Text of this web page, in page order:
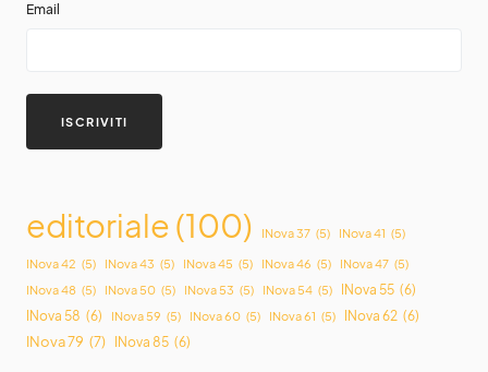
Email
editoriale(100) INova 37 (5) INova 41 (5)
INova 42 (5) INova 43 (5) INova 45 (5) INova 46 (5) INova 47 (5)
INova 48 (5) INova 50 (5) INova 53 (5) INova 54 (5) INova 55 (6)
INova 58 (6) INova 59 (5) INova 60 (5) INova 61 (5) INova 62 (6)
INova 79 (7) INova 85 (6)